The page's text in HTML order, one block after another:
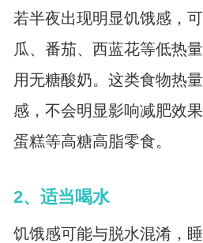
若半夜出现明显饥饿感，
瓜、番茄、西蓝花等低热
用无糖酸奶。这类食物热
感，不会明显影响减肥效
蛋糕等高糖高脂零食。
2、适当喝水
饥饿感可能与脱水混淆，